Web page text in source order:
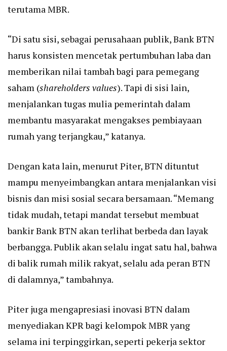
terutama MBR.
“Di satu sisi, sebagai perusahaan publik, Bank BTN
harus konsisten mencetak pertumbuhan laba dan
memberikan nilai tambah bagi para pemegang
saham (shareholders values). Tapi di sisi lain,
menjalankan tugas mulia pemerintah dalam
membantu masyarakat mengakses pembiayaan
rumah yang terjangkau,” katanya.
Dengan kata lain, menurut Piter, BTN dituntut
mampu menyeimbangkan antara menjalankan visi
bisnis dan misi sosial secara bersamaan. “Memang
tidak mudah, tetapi mandat tersebut membuat
bankir Bank BTN akan terlihat berbeda dan layak
berbangga. Publik akan selalu ingat satu hal, bahwa
di balik rumah milik rakyat, selalu ada peran BTN
di dalamnya,” tambahnya.
Piter juga mengapresiasi inovasi BTN dalam
menyediakan KPR bagi kelompok MBR yang
selama ini terpinggirkan, seperti pekerja sektor